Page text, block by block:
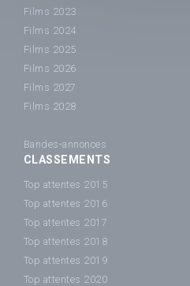
Films 2023
Films 2024
Films 2025
Films 2026
Films 2027
Films 2028
Bandes-annonces
CLASSEMENTS
Top attentes 2015
Top attentes 2016
Top attentes 2017
Top attentes 2018
Top attentes 2019
Top attentes 2020